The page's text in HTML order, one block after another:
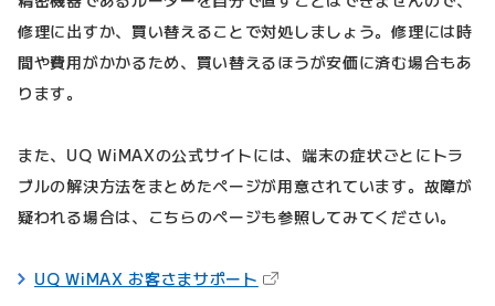
修理に出すか、買い替えることで対処しましょう。修理には時
間や費用がかかるため、買い替えるほうが安価に済む場合もあ
ります。
また、UQ WiMAXの公式サイトには、端末の症状ごとにトラ
ブルの解決方法をまとめたページが用意されています。故障が
疑われる場合は、こちらのページも参照してみてください。
UQ WiMAX お客さまサポート （新しいタブで開きます）